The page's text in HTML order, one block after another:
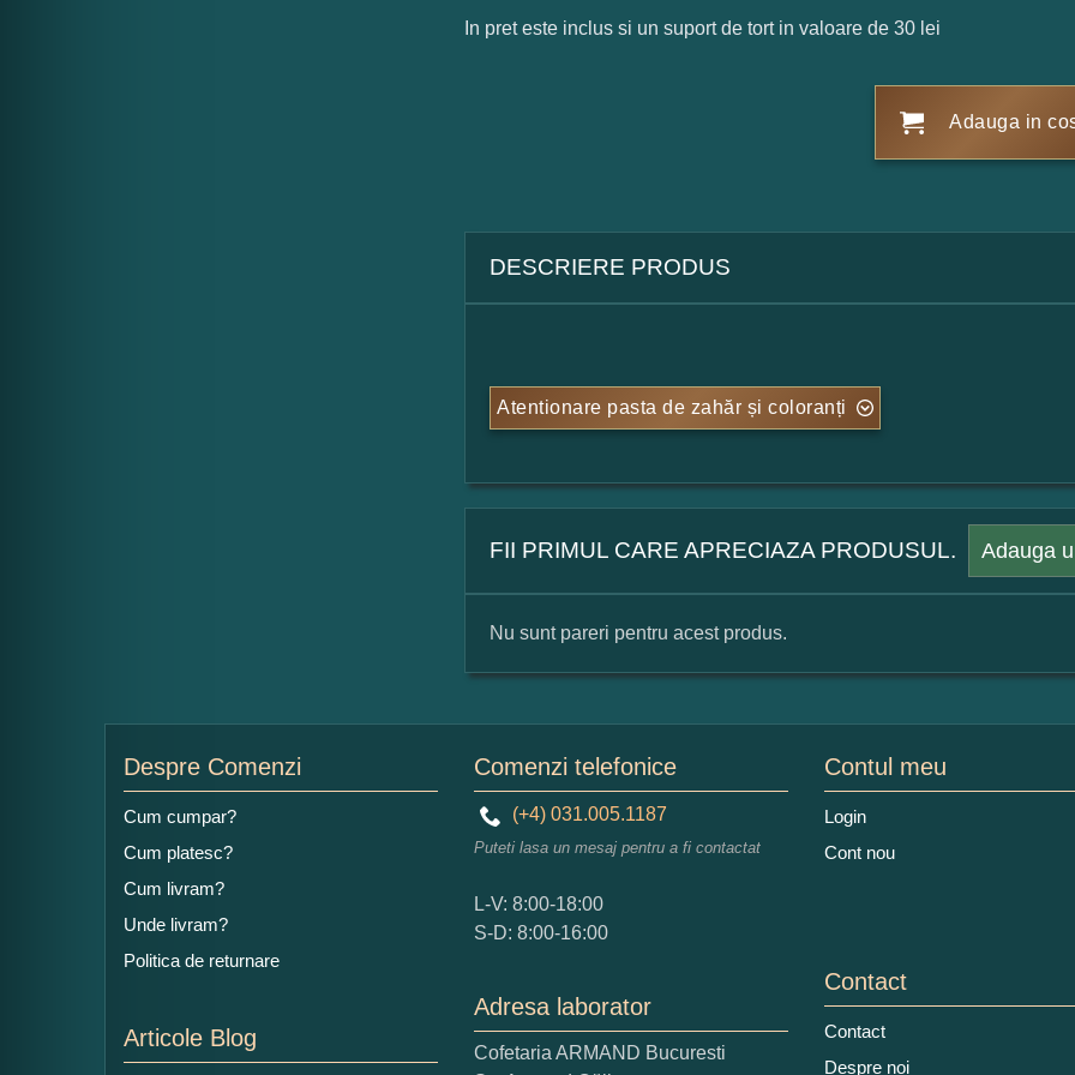
In pret este inclus si un suport de tort in valoare de 30 lei
Adauga in
DESCRIERE PRODUS
Atentionare pasta de zahăr și coloranți
FII PRIMUL CARE APRECIAZA PRODUSUL. Adauga
Numele dumneavoastra:
Adaugati o parere despre acest produs:
Ce nota acordati acestui produs?
Nu sunt pareri pentru acest produs.
Despre Comenzi
Cum cumpar?
Cum platesc?
Cum livram?
Unde livram?
Politica de returnare
Articole Blog
Comenzi telefonice
(+4) 031.005.1187
Puteti lasa un mesaj pentru a fi contactat
L-V: 8:00-18:00
S-D: 8:00-16:00
Adresa laborator
Cofetaria ARMAND Bucuresti
Contul meu
Login
Cont nou
Contact
Contact
Despre noi